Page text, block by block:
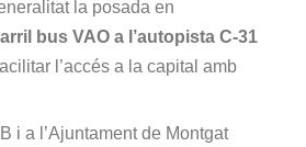
la posada en
bus VAO a l’autopista C-31
l’accés a la capital amb
i a l’Ajuntament de Montgat